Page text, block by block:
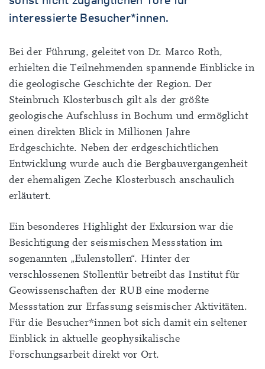
interessierte Besucher*innen.
Bei der Führung, geleitet von Dr. Marco Roth,
erhielten die Teilnehmenden spannende Einblicke in
die geologische Geschichte der Region. Der
Steinbruch Klosterbusch gilt als der größte
geologische Aufschluss in Bochum und ermöglicht
einen direkten Blick in Millionen Jahre
Erdgeschichte. Neben der erdgeschichtlichen
Entwicklung wurde auch die Bergbauvergangenheit
der ehemaligen Zeche Klosterbusch anschaulich
erläutert.
Ein besonderes Highlight der Exkursion war die
Besichtigung der seismischen Messstation im
sogenannten „Eulenstollen“. Hinter der
verschlossenen Stollentür betreibt das Institut für
Geowissenschaften der RUB eine moderne
Messstation zur Erfassung seismischer Aktivitäten.
Für die Besucher*innen bot sich damit ein seltener
Einblick in aktuelle geophysikalische
Forschungsarbeit direkt vor Ort.